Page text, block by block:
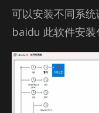
可以安装不同系统
baidu 此软件安装